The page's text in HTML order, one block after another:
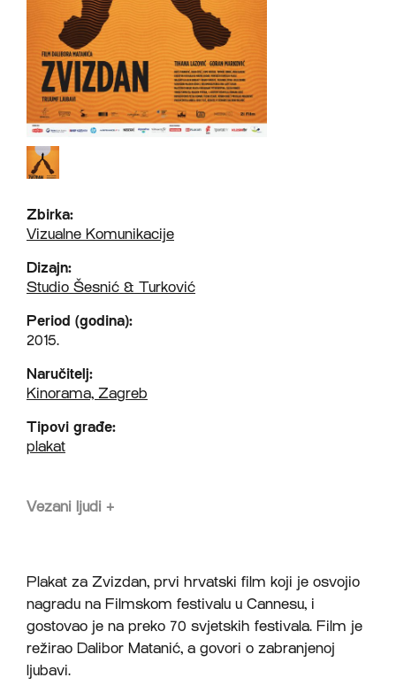
Zbirka:
Vizualne Komunikacije
Dizajn:
Studio Šesnić & Turković
Period (godina):
2015.
Naručitelj:
Kinorama, Zagreb
Tipovi građe:
plakat
Vezani ljudi +
Plakat za Zvizdan, prvi hrvatski film koji je osvojio
nagradu na Filmskom festivalu u Cannesu, i
gostovao je na preko 70 svjetskih festivala. Film je
režirao Dalibor Matanić, a govori o zabranjenoj
ljubavi.